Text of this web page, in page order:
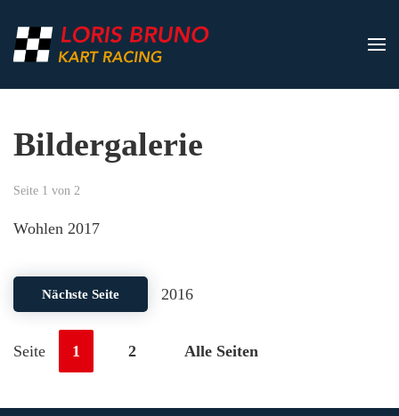
Zum Hauptinhalt springen
Bildergalerie
Seite 1 von 2
Wohlen 2017
Nächste Seite 2016
Seite 1 2 Alle Seiten